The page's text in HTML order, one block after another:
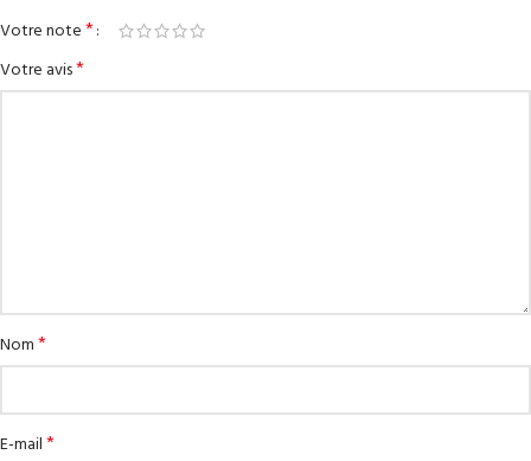
Votre note*
Votre avis*
Nom*
E-mail*